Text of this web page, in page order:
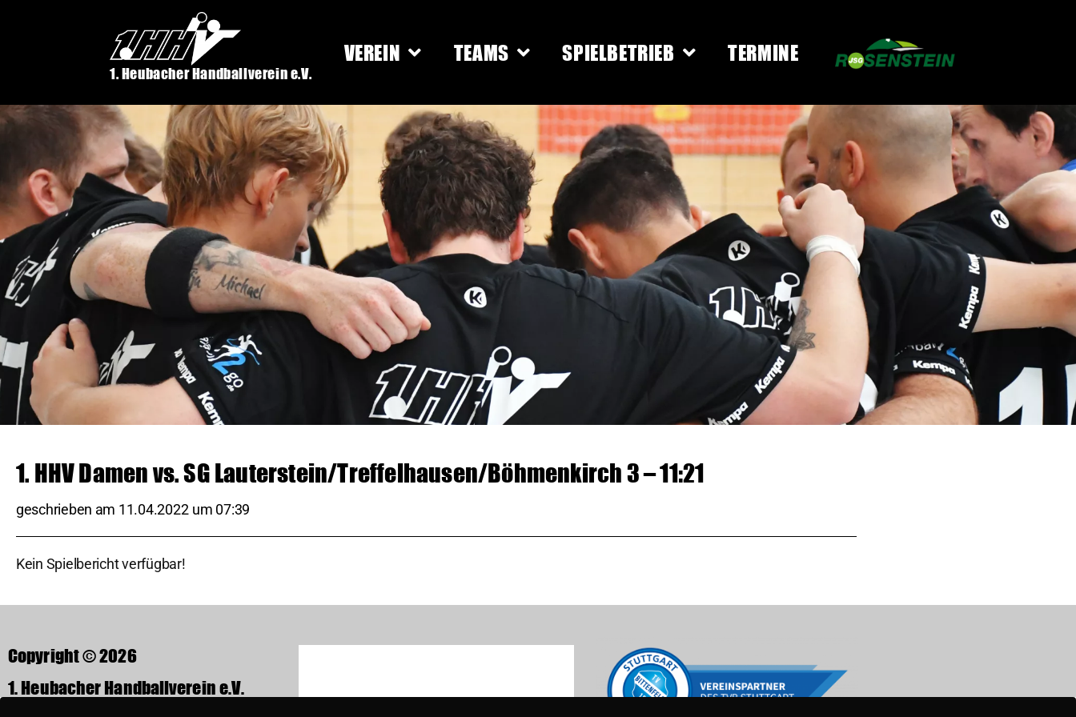
1. Heubacher Handballverein e.V.
VEREIN TEAMS SPIELBETRIEB TERMINE
1. HHV Damen vs. SG Lauterstein/Treffelhausen/Böhmenkirch 3 – 11:21
geschrieben am 11.04.2022 um 07:39
Kein Spielbericht verfügbar!
Copyright © 2026
1. Heubacher Handballverein e.V.